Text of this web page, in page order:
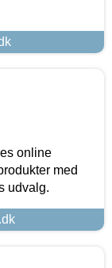
online
med
udvalg.